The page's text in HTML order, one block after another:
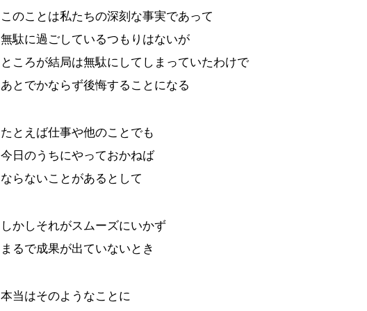
このことは私たちの深刻な事実であって
無駄に過ごしているつもりはないが
ところが結局は無駄にしてしまっていたわけで
あとでかならず後悔することになる
たとえば仕事や他のことでも
今日のうちにやっておかねば
ならないことがあるとして
しかしそれがスムーズにいかず
まるで成果が出ていないとき
本当はそのようなことに